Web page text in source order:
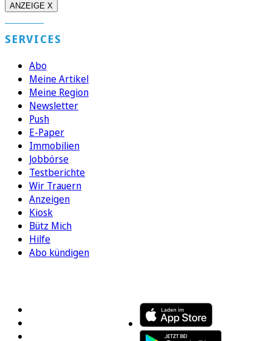
ANZEIGE X
SERVICES
Abo
Meine Artikel
Meine Region
Newsletter
Push
E-Paper
Immobilien
Jobbörse
Testberichte
Wir Trauern
Anzeigen
Kiosk
Bütz Mich
Hilfe
Abo kündigen